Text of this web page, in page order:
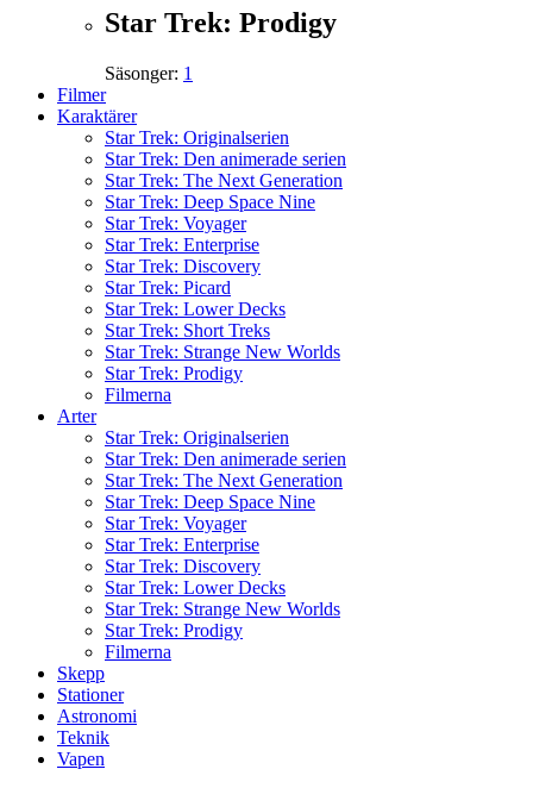
Star Trek: Prodigy
Säsonger: 1
Filmer
Karaktärer
Star Trek: Originalserien
Star Trek: Den animerade serien
Star Trek: The Next Generation
Star Trek: Deep Space Nine
Star Trek: Voyager
Star Trek: Enterprise
Star Trek: Discovery
Star Trek: Picard
Star Trek: Lower Decks
Star Trek: Short Treks
Star Trek: Strange New Worlds
Star Trek: Prodigy
Filmerna
Arter
Star Trek: Originalserien
Star Trek: Den animerade serien
Star Trek: The Next Generation
Star Trek: Deep Space Nine
Star Trek: Voyager
Star Trek: Enterprise
Star Trek: Discovery
Star Trek: Lower Decks
Star Trek: Strange New Worlds
Star Trek: Prodigy
Filmerna
Skepp
Stationer
Astronomi
Teknik
Vapen